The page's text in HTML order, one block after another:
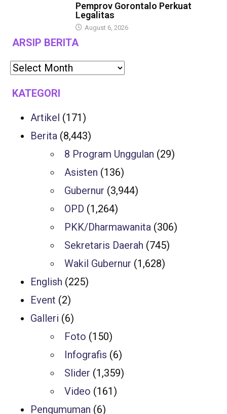
Pemprov Gorontalo Perkuat
Legalitas
August 6, 2026
ARSIP BERITA
KATEGORI
Artikel (171)
Berita (8,443)
8 Program Unggulan (29)
Asisten (136)
Gubernur (3,944)
OPD (1,264)
PKK/Dharmawanita (306)
Sekretaris Daerah (745)
Wakil Gubernur (1,628)
English (225)
Event (2)
Galleri (6)
Foto (150)
Infografis (6)
Slider (1,359)
Video (161)
Pengumuman (6)